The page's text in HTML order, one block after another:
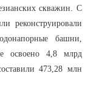
скважин. С
реконструировали
башни,
освоено 4,8 млрд
473,28 млн